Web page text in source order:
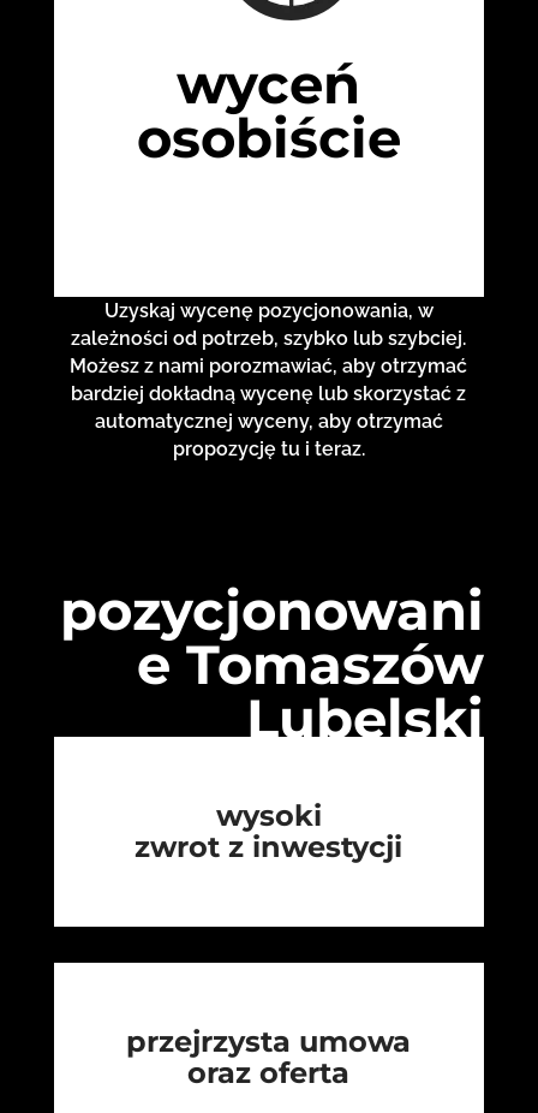
wyceń
osobiście
Uzyskaj wycenę pozycjonowania, w
zależności od potrzeb, szybko lub szybciej.
Możesz z nami porozmawiać, aby otrzymać
bardziej dokładną wycenę lub skorzystać z
automatycznej wyceny, aby otrzymać
propozycję tu i teraz.
pozycjonowani
e Tomaszów
Lubelski
wysoki
zwrot z inwestycji
przejrzysta umowa
oraz oferta